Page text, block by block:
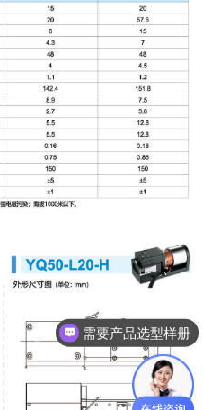
需要产品选型样册